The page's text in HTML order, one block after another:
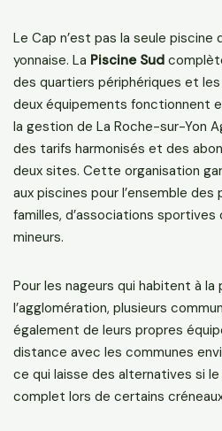
Le Cap n’est pas la seule piscine
yonnaise. La Piscine Sud
des quartiers périphériques et
deux équipements fonctionnent
la gestion de La Roche-sur-Yon
des tarifs harmonisés et des
deux sites. Cette organisation
aux piscines pour l’ensemble des
familles, d’associations
mineurs.
Pour les nageurs qui habitent à la
l’agglomération, plusieurs
également de leurs propres
distance avec les communes
ce qui laisse des alternatives si
complet lors de certains